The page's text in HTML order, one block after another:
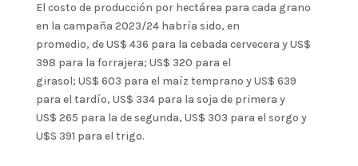
El costo de producción por hectárea para cada grano
en la campaña 2023/24 habría sido, en
promedio, de US$ 436 para la cebada cervecera y US$
398 para la forrajera; US$ 320 para el
girasol; US$ 603 para el maíz temprano y US$ 639
para el tardío, US$ 334 para la soja de primera y
US$ 265 para la de segunda, US$ 303 para el sorgo y
U$S 391 para el trigo.